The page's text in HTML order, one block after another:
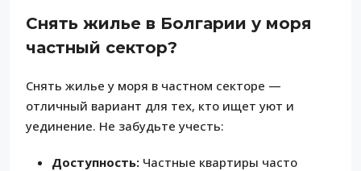
Снять жилье в Болгарии у моря
частный сектор?
Снять жилье у моря в частном секторе —
отличный вариант для тех, кто ищет уют и
уединение. Не забудьте учесть:
Доступность: Частные квартиры часто